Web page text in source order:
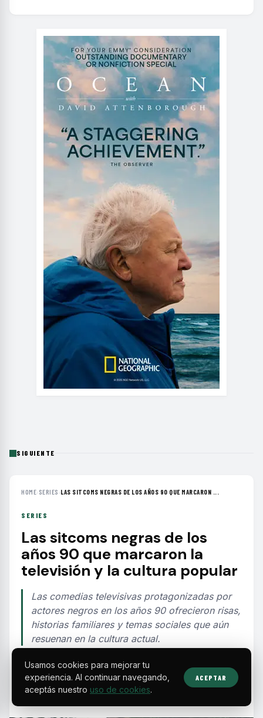
SIGUIENTE
HOME› SERIES ›LAS SITCOMS NEGRAS DE LOS AÑOS 90 QUE MARCARON ...
SERIES
Las sitcoms negras de los
años 90 que marcaron la
televisión y la cultura popular
Las comedias televisivas protagonizadas por
actores negros en los años 90 ofrecieron risas,
historias familiares y temas sociales que aún
resuenan en la cultura actual.
EDITORIAL TEAM Jul 16, 2026 Fuente: praisedc.com
Usamos cookies para mejorar tu
experiencia. Al continuar navegando,
aceptás nuestro uso de cookies.
ACEPTAR